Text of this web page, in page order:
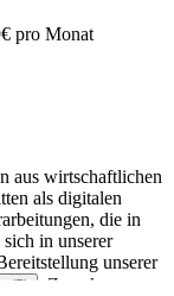
pro Monat
aus wirtschaftlichen
als digitalen
die in
in unserer
unserer
(5)
. Zwecke: